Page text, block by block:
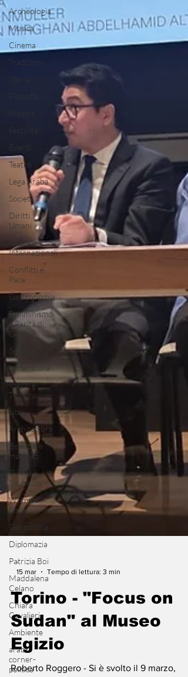
Archeologia
Musica
Cinema
Tradizioni
Festività
Eventi
Teatro
Lega Araba
Società
Diritti
Umani
Relazioni
Internazionali
Conflitti e
Pace
Gastronomia
Femminismo
e Parità di
Genere
Scienza
Letteratura
Viaggi e
Turismo
Libri
Architettura
Bellezza e
make up
Difesa e
Sicurezza
Women
Empowerment
Geopolitica
Diplomazia
Patrizia Boi
Maddalena
Celano
Chiara
Cavalieri
Ambiente
arab-
corner-
politica
-
15 mar
Tempo di lettura: 3 min
Torino - "Focus on
Sudan" al Museo
Egizio